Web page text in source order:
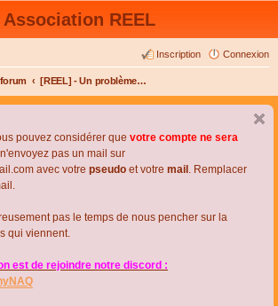
Association REEL
Connexion
Inscription
[REEL] - Un problème de connexion ou d'inscription ?
pouvez considérer que votre compte ne sera
pas un mail sur
avec votre pseudo et votre mail . Remplacer
pas le temps de nous pencher sur la
qui viennent.
est de rejoindre notre discord :